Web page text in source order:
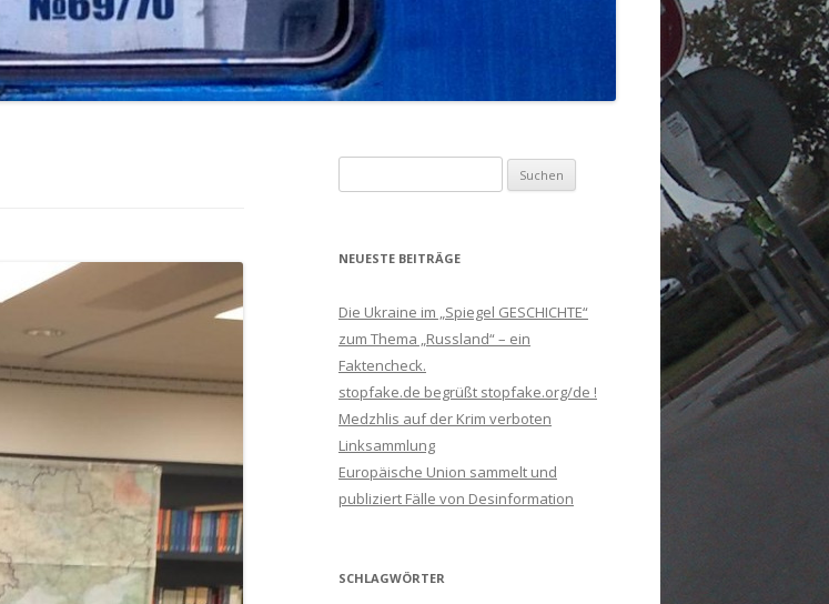
LINKS_2016-1
LINKS_2015-2
LINKS_2015-1
nach:
NEUESTE BEITRÄGE
Die Ukraine im „Spiegel GESCHICHTE“
zum Thema „Russland“ – ein
Faktencheck.
stopfake.de begrüßt stopfake.org/de !
Medzhlis auf der Krim verboten
Linksammlung
Europäische Union sammelt und
publiziert Fälle von Desinformation
SCHLAGWÖRTER